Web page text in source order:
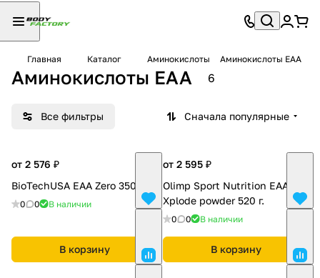
Главная Каталог Аминокислоты Аминокислоты EAA
Аминокислоты EAA 6
Все фильтры Сначала популярные
от 2 576 ₽
BioTechUSA EAA Zero 350 г.
0 0 В наличии
В корзину
от 2 595 ₽
Olimp Sport Nutrition EAA
Xplode powder 520 г.
0 0 В наличии
В корзину